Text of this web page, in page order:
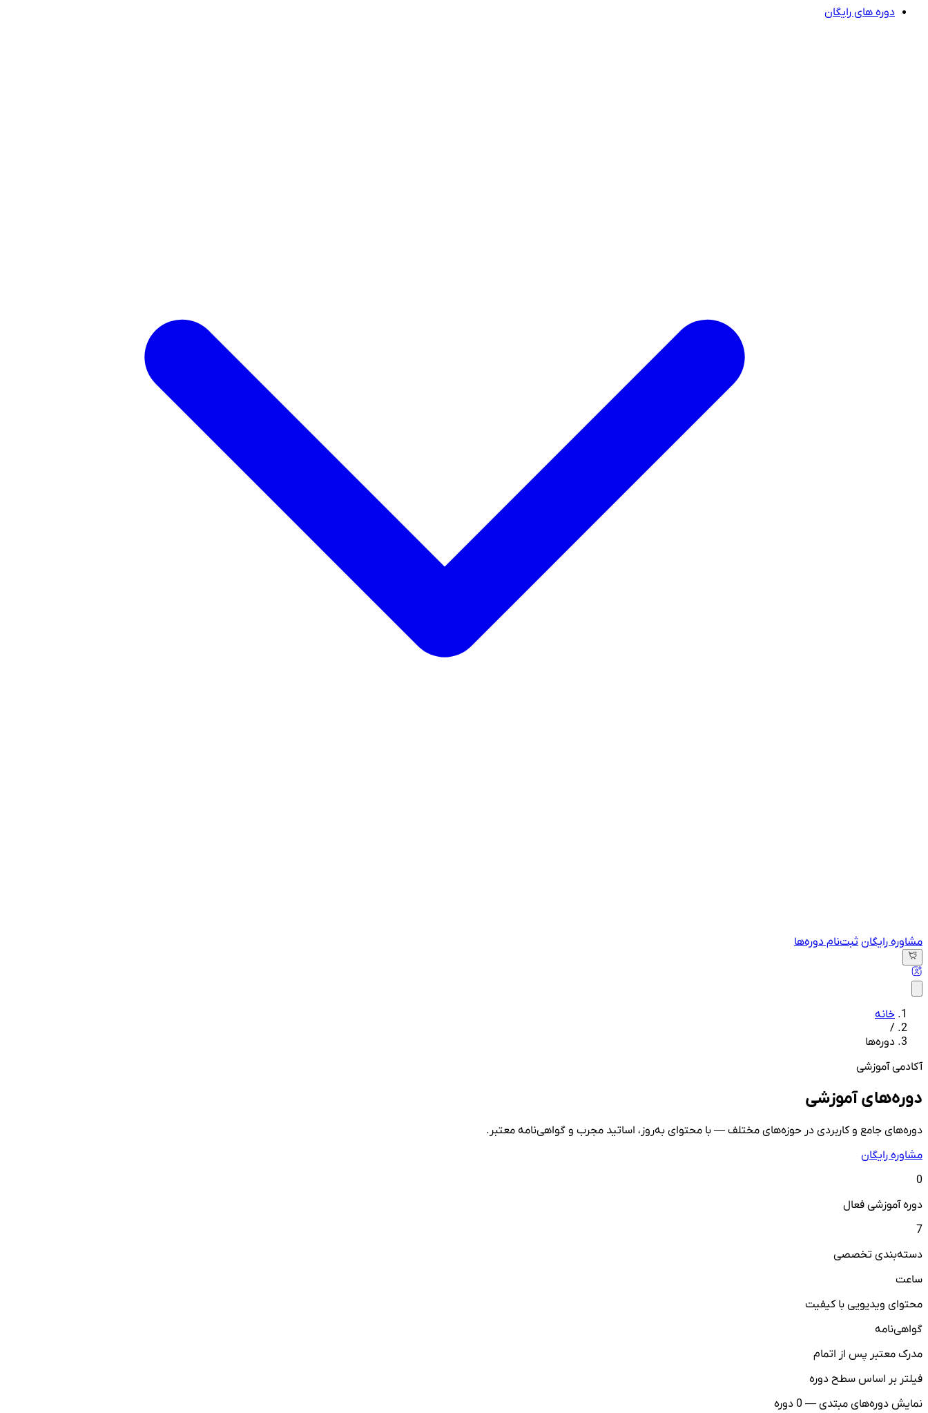
دوره های رایگان
مشاوره رایگان ثبت‌نام دوره‌ها
خانه
/
دوره‌ها
آکادمی آموزشی
دوره‌های آموزشی
دوره‌های جامع و کاربردی در حوزه‌های مختلف — با محتوای به‌روز، اساتید مجرب و گواهی‌نامه معتبر.
مشاوره رایگان
0
دوره آموزشی فعال
7
دسته‌بندی تخصصی
ساعت
محتوای ویدیویی با کیفیت
گواهی‌نامه
مدرک معتبر پس از اتمام
فیلتر بر اساس سطح دوره
نمایش دوره‌های مبتدی — 0 دوره